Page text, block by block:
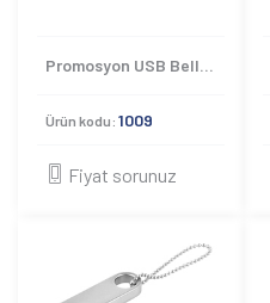
Promosyon USB Bellek 1009
Ürün kodu: 1009
Fiyat sorunuz